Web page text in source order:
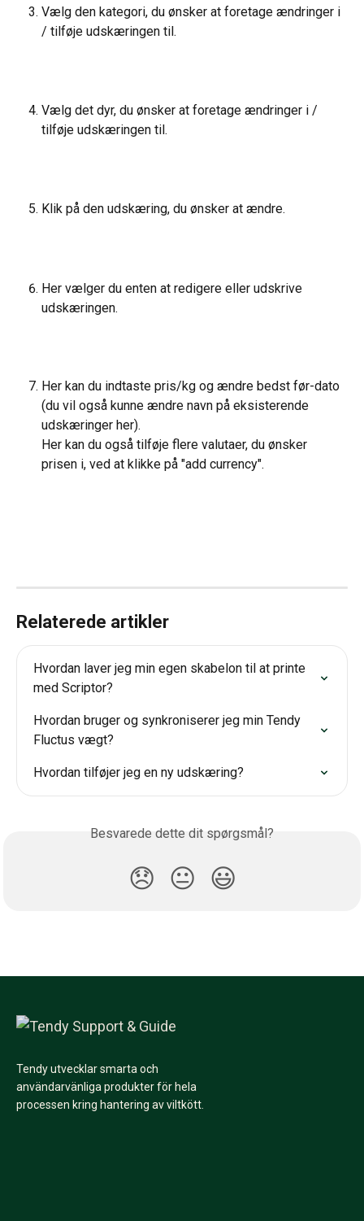
Vælg den kategori, du ønsker at foretage ændringer i
/ tilføje udskæringen til.
Vælg det dyr, du ønsker at foretage ændringer i /
tilføje udskæringen til.
Klik på den udskæring, du ønsker at ændre.
Her vælger du enten at redigere eller udskrive
udskæringen.
Her kan du indtaste pris/kg og ændre bedst før-dato
(du vil også kunne ændre navn på eksisterende
udskæringer her).
Her kan du også tilføje flere valutaer, du ønsker
prisen i, ved at klikke på "add currency".
Relaterede artikler
Hvordan laver jeg min egen skabelon til at printe
med Scriptor?
Hvordan bruger og synkroniserer jeg min Tendy
Fluctus vægt?
Hvordan tilføjer jeg en ny udskæring?
Besvarede dette dit spørgsmål?
😞 😐 😃
Tendy utvecklar smarta och
användarvänliga produkter för hela
processen kring hantering av viltkött.